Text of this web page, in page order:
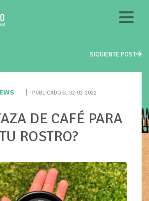
SIGUIENTE POST
PUBLICADO EL 02-02-2022
DE CAFÉ PARA
ROSTRO?